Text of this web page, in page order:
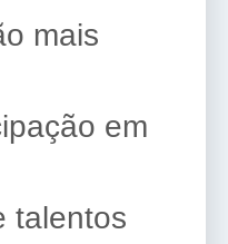
mais
em
talentos